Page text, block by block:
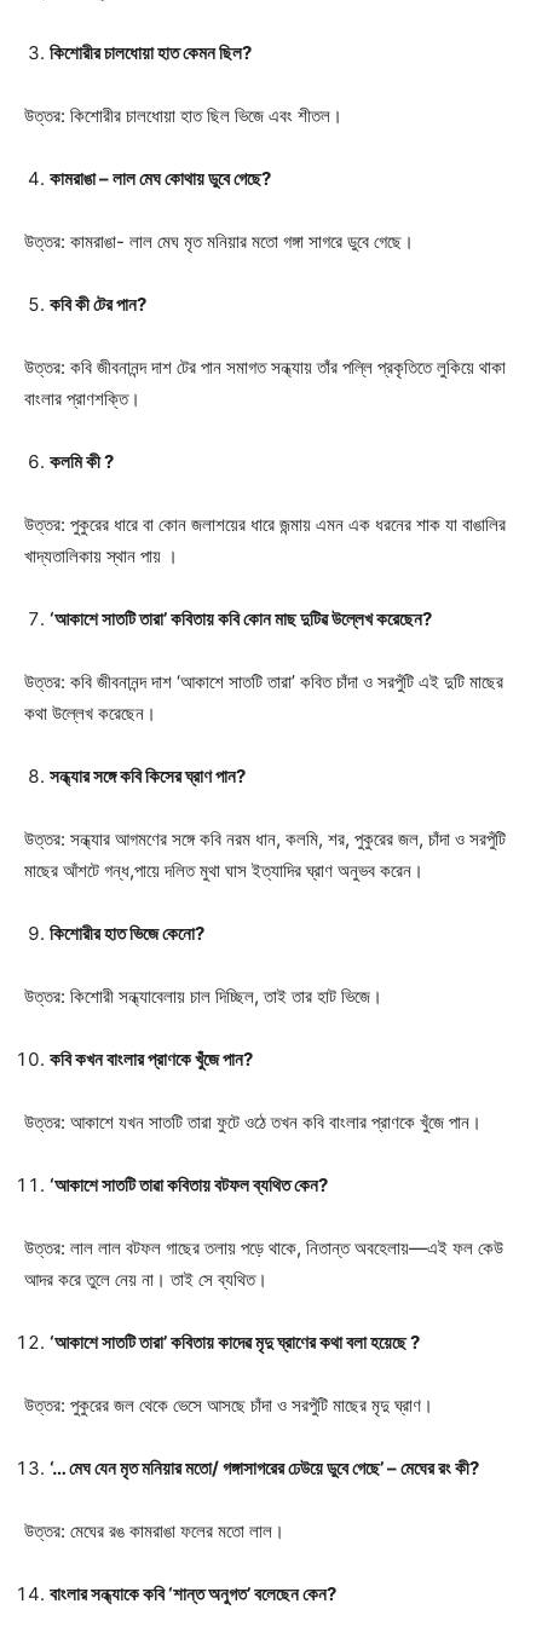
কিশোরীর চালধোয়া হাত কেমন ছিল?
উত্তর: কিশোরীর চালধোয়া হাত ছিল ভিজে এবং শীতল।
কামরাঙা – লাল মেঘ কোথায় ডুবে গেছে?
উত্তর: কামরাঙা- লাল মেঘ মৃত মনিয়ার মতো গঙ্গা সাগরে ডুবে গেছে।
কবি কী টের পান?
উত্তর: কবি জীবনানন্দ দাশ টের পান সমাগত সন্ধ্যায় তাঁর পল্লি প্রকৃতিতে লুকিয়ে থাকা
বাংলার প্রাণশক্তি।
কলমি কী ?
উত্তর: পুকুরের ধারে বা কোন জলাশয়ের ধারে জন্মায় এমন এক ধরনের শাক যা বাঙালির
খাদ্যতালিকায় স্থান পায় ।
‘আকাশে সাতটি তারা’ কবিতায় কবি কোন মাছ দুটিৱ উল্লেখ করেছেন?
উত্তর: কবি জীবনানন্দ দাশ ‘আকাশে সাতটি তারা’ কবিত চাঁদা ও সরপুঁটি এই দুটি মাছের
কথা উল্লেখ করেছেন।
সন্ধ্যার সঙ্গে কবি কিসের ঘ্রাণ পান?
উত্তর: সন্ধ্যার আগমণের সঙ্গে কবি নরম ধান, কলমি, শর, পুকুরের জল, চাঁদা ও সরপুঁটি
মাছের আঁশটে গন্ধ,পায়ে দলিত মুথা ঘাস ইত্যাদির ঘ্রাণ অনুভব করেন।
কিশোরীর হাত ভিজে কেনো?
উত্তর: কিশোরী সন্ধ্যাবেলায় চাল দিচ্ছিল, তাই তার হাট ভিজে।
কবি কখন বাংলার প্রাণকে খুঁজে পান?
উত্তর: আকাশে যখন সাতটি তারা ফুটে ওঠে তখন কবি বাংলার প্রাণকে খুঁজে পান।
‘আকাশে সাতটি তাৱা কবিতায় বটফল ব্যথিত কেন?
উত্তর: লাল লাল বটফল গাছের তলায় পড়ে থাকে, নিতান্ত অবহেলায়—এই ফল কেউ
আদর করে তুলে নেয় না। তাই সে ব্যথিত।
‘আকাশে সাতটি তারা’ কবিতায় কাদেৱ মৃদু ঘ্রাণের কথা বলা হয়েছে ?
উত্তর: পুকুরের জল থেকে ভেসে আসছে চাঁদা ও সরপুঁটি মাছের মৃদু ঘ্রাণ।
‘… মেঘ যেন মৃত মনিয়ার মতো/ গঙ্গাসাগরের ঢেউয়ে ডুবে গেছে’ – মেঘের রং কী?
উত্তর: মেঘের রঙ কামরাঙা ফলের মতো লাল।
বাংলার সন্ধ্যাকে কবি ‘শান্ত অনুগত’ বলেছেন কেন?